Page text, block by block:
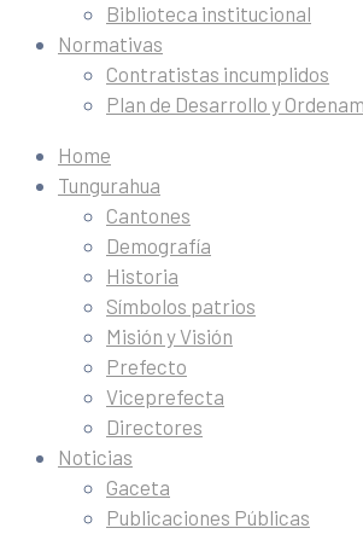
Biblioteca institucional
Normativas
Contratistas incumplidos
Plan de Desarrollo y
Home
Tungurahua
Cantones
Demografía
Historia
Símbolos patrios
Misión y Visión
Prefecto
Viceprefecta
Directores
Noticias
Gaceta
Publicaciones Públicas